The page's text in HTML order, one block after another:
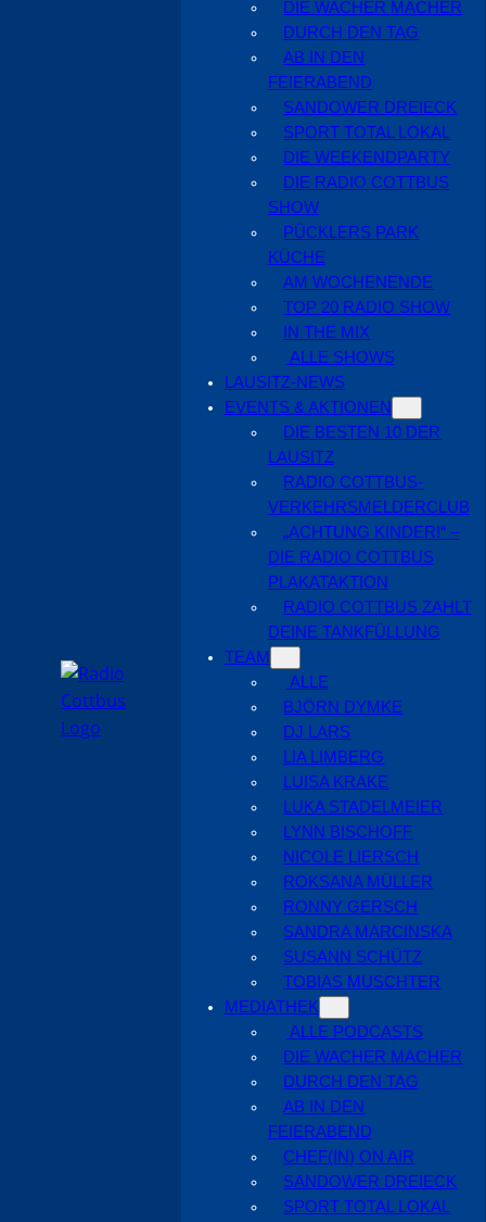
DIE WACHER MACHER
DURCH DEN TAG
AB IN DEN
FEIERABEND
SANDOWER DREIECK
SPORT TOTAL LOKAL
DIE WEEKENDPARTY
DIE RADIO COTTBUS
SHOW
PÜCKLERS PARK
KÜCHE
AM WOCHENENDE
TOP 20 RADIO SHOW
IN THE MIX
ALLE SHOWS
LAUSITZ-NEWS
EVENTS & AKTIONEN
DIE BESTEN 10 DER
LAUSITZ
RADIO COTTBUS-
VERKEHRSMELDERCLUB
„ACHTUNG KINDER!“ –
DIE RADIO COTTBUS
PLAKATAKTION
RADIO COTTBUS ZAHLT
DEINE TANKFÜLLUNG
TEAM
ALLE
BJÖRN DYMKE
DJ LARS
LIA LIMBERG
LUISA KRAKE
LUKA STADELMEIER
LYNN BISCHOFF
NICOLE LIERSCH
ROKSANA MÜLLER
RONNY GERSCH
SANDRA MARCINSKA
SUSANN SCHÜTZ
TOBIAS MUSCHTER
MEDIATHEK
ALLE PODCASTS
DIE WACHER MACHER
DURCH DEN TAG
AB IN DEN
FEIERABEND
CHEF(IN) ON AIR
SANDOWER DREIECK
SPORT TOTAL LOKAL